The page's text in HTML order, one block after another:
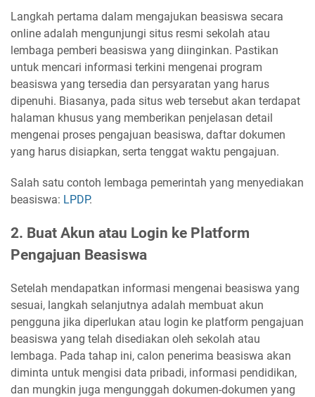
Langkah pertama dalam mengajukan beasiswa secara
online adalah mengunjungi situs resmi sekolah atau
lembaga pemberi beasiswa yang diinginkan. Pastikan
untuk mencari informasi terkini mengenai program
beasiswa yang tersedia dan persyaratan yang harus
dipenuhi. Biasanya, pada situs web tersebut akan terdapat
halaman khusus yang memberikan penjelasan detail
mengenai proses pengajuan beasiswa, daftar dokumen
yang harus disiapkan, serta tenggat waktu pengajuan.
Salah satu contoh lembaga pemerintah yang menyediakan
beasiswa: LPDP.
2. Buat Akun atau Login ke Platform
Pengajuan Beasiswa
Setelah mendapatkan informasi mengenai beasiswa yang
sesuai, langkah selanjutnya adalah membuat akun
pengguna jika diperlukan atau login ke platform pengajuan
beasiswa yang telah disediakan oleh sekolah atau
lembaga. Pada tahap ini, calon penerima beasiswa akan
diminta untuk mengisi data pribadi, informasi pendidikan,
dan mungkin juga mengunggah dokumen-dokumen yang